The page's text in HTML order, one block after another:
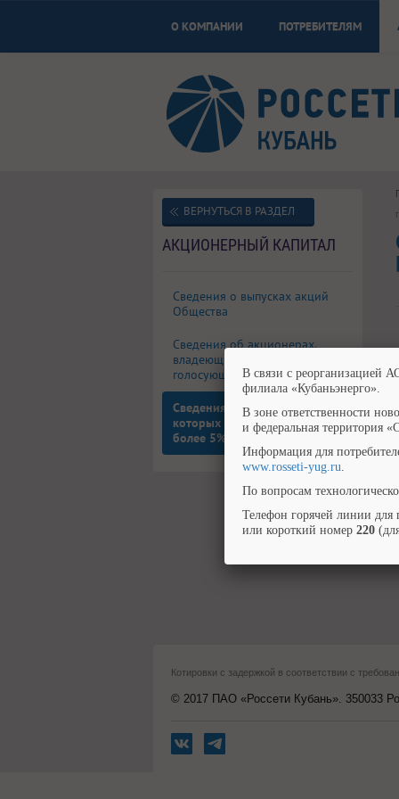
О КОМПАНИИ ПОТРЕБИТЕЛЯМ
ВЕРНУТЬСЯ В РАЗДЕЛ
АКЦИОНЕРНЫЙ КАПИТАЛ
Сведения о выпусках акций
Общества
Сведения об акционерах,
владеющих 5% и более
голосующих акций Общества
Сведения об Обществах, в
которых Общество владеет
более 5% голосующих акций
Котировки с задержкой в соответствии с
© 2017 ПАО «Россети Кубань». 350033
В связи с реорганизацией
филиала «Кубаньэнерго».
В зоне ответственности
и федеральная территория
Информация для
www.rosseti-yug.ru.
По вопросам
Телефон горячей линии для
или короткий номер 220